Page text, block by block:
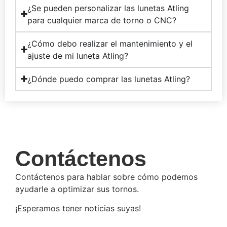
¿Se pueden personalizar las lunetas Atling
para cualquier marca de torno o CNC?
¿Cómo debo realizar el mantenimiento y el
ajuste de mi luneta Atling?
¿Dónde puedo comprar las lunetas Atling?
Contáctenos
Contáctenos para hablar sobre cómo podemos
ayudarle a optimizar sus tornos.
¡Esperamos tener noticias suyas!